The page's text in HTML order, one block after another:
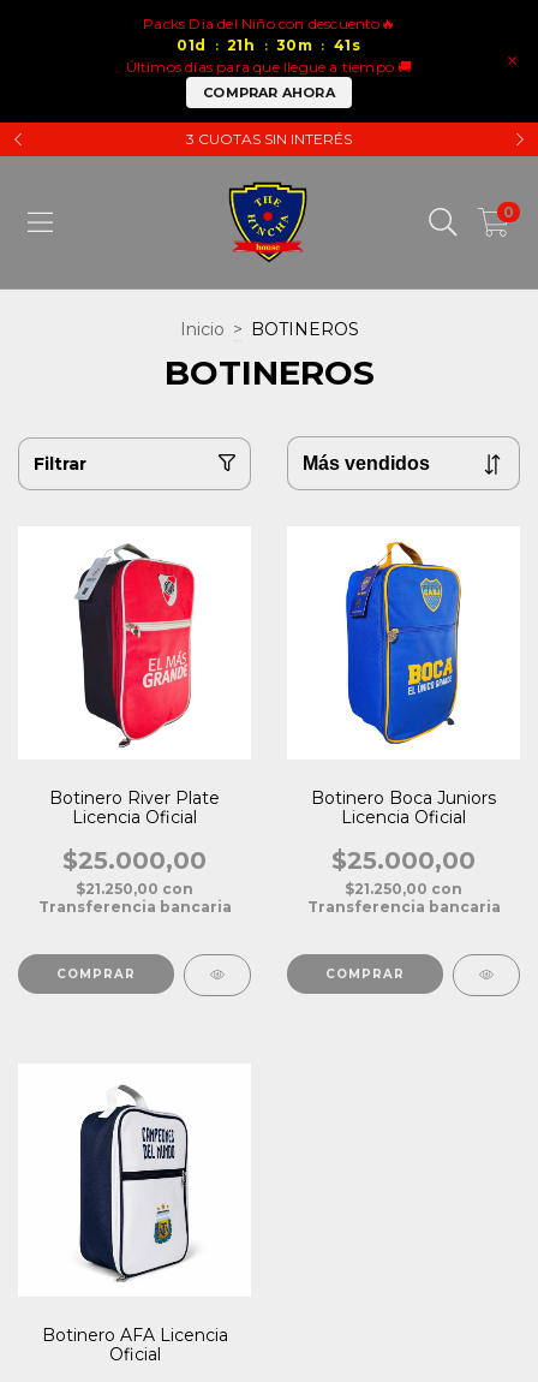
×
Packs Dia del Niño con descuento🔥
01d : 21 h : 30 m : 41 s
Últimos días para que llegue a tiempo 🚚
COMPRAR AHORA
3 CUOTAS SIN INTERÉS
0
Inicio > BOTINEROS
BOTINEROS
Filtrar
Botinero River Plate
Licencia Oficial
$25.000,00
$21.250,00 con
Transferencia bancaria
Botinero Boca Juniors
Licencia Oficial
$25.000,00
$21.250,00 con
Transferencia bancaria
Botinero AFA Licencia
Oficial